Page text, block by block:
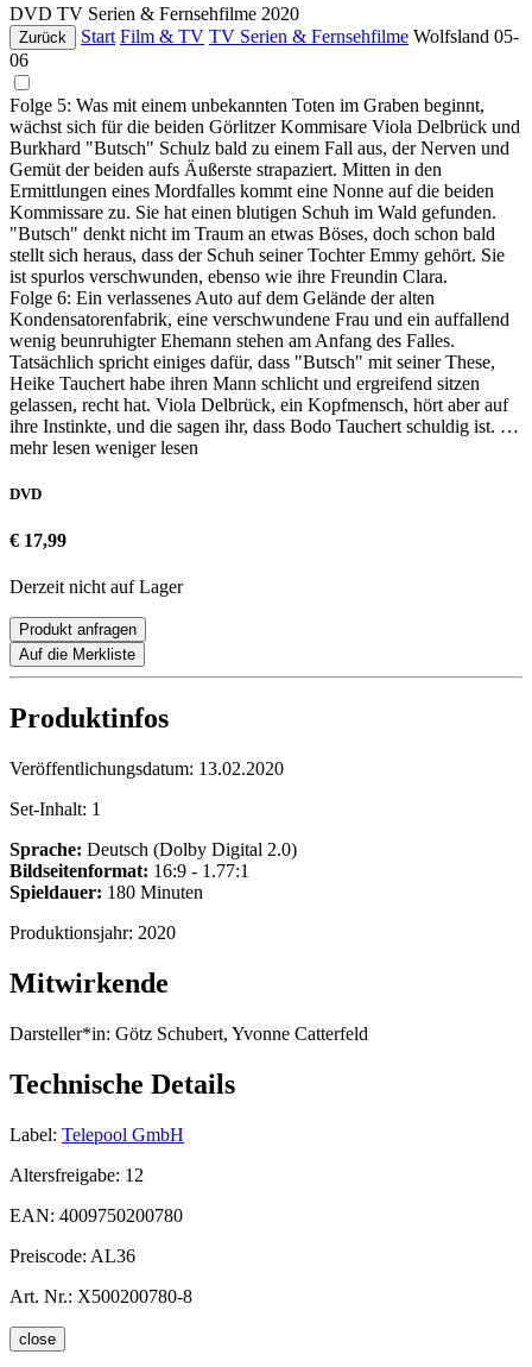
DVD TV Serien & Fernsehfilme 2020
Zurück Start Film & TV TV Serien & Fernsehfilme Wolfsland 05-
06
Folge 5: Was mit einem unbekannten Toten im Graben beginnt,
wächst sich für die beiden Görlitzer Kommisare Viola Delbrück und
Burkhard "Butsch" Schulz bald zu einem Fall aus, der Nerven und
Gemüt der beiden aufs Äußerste strapaziert. Mitten in den
Ermittlungen eines Mordfalles kommt eine Nonne auf die beiden
Kommissare zu. Sie hat einen blutigen Schuh im Wald gefunden.
"Butsch" denkt nicht im Traum an etwas Böses, doch schon bald
stellt sich heraus, dass der Schuh seiner Tochter Emmy gehört. Sie
ist spurlos verschwunden, ebenso wie ihre Freundin Clara.
Folge 6: Ein verlassenes Auto auf dem Gelände der alten
Kondensatorenfabrik, eine verschwundene Frau und ein auffallend
wenig beunruhigter Ehemann stehen am Anfang des Falles.
Tatsächlich spricht einiges dafür, dass "Butsch" mit seiner These,
Heike Tauchert habe ihren Mann schlicht und ergreifend sitzen
gelassen, recht hat. Viola Delbrück, ein Kopfmensch, hört aber auf
ihre Instinkte, und die sagen ihr, dass Bodo Tauchert schuldig ist. …
mehr lesen weniger lesen
DVD
€ 17,99
Derzeit nicht auf Lager
Produkt anfragen
Auf die Merkliste
Produktinfos
Veröffentlichungsdatum: 13.02.2020
Set-Inhalt: 1
Sprache: Deutsch (Dolby Digital 2.0)
Bildseitenformat: 16:9 - 1.77:1
Spieldauer: 180 Minuten
Produktionsjahr: 2020
Mitwirkende
Darsteller*in: Götz Schubert, Yvonne Catterfeld
Technische Details
Label: Telepool GmbH
Altersfreigabe: 12
EAN: 4009750200780
Preiscode: AL36
Art. Nr.: X500200780-8
close